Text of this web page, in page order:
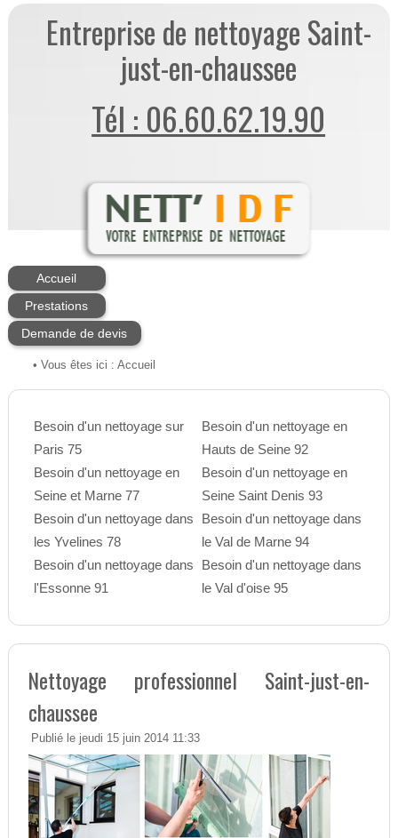
Entreprise de nettoyage Saint-
just-en-chaussee
Tél : 06.60.62.19.90
Accueil
Prestations
Demande de devis
• Vous êtes ici : Accueil
Besoin d'un nettoyage sur
Paris 75
Besoin d'un nettoyage en
Seine et Marne 77
Besoin d'un nettoyage dans
les Yvelines 78
Besoin d'un nettoyage dans
l'Essonne 91
Besoin d'un nettoyage en
Hauts de Seine 92
Besoin d'un nettoyage en
Seine Saint Denis 93
Besoin d'un nettoyage dans
le Val de Marne 94
Besoin d'un nettoyage dans
le Val d'oise 95
Nettoyage professionnel Saint-just-en-
chaussee
Publié le jeudi 15 juin 2014 11:33